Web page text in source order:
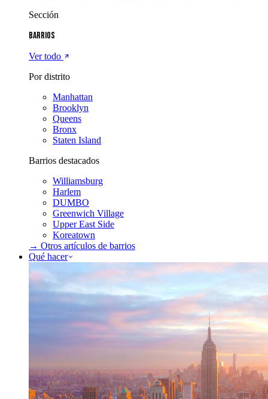
Sección
Barrios
Ver todo
Por distrito
Manhattan
Brooklyn
Queens
Bronx
Staten Island
Barrios destacados
Williamsburg
Harlem
DUMBO
Greenwich Village
Upper East Side
Koreatown
→ Otros artículos de barrios
Qué hacer